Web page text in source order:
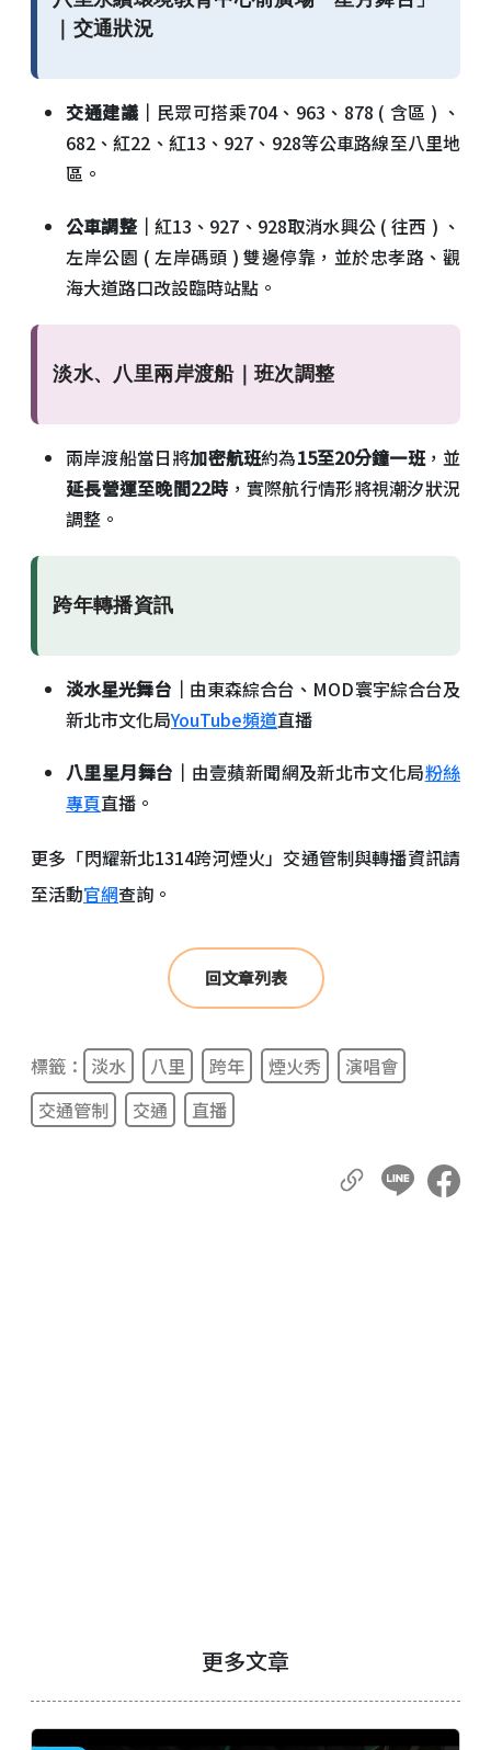
｜交通狀況
交通建議｜ 民眾可搭乘704、963、878 ( 含區 ) 、
682、紅22、紅13、927、928等公車路線至八里地
區。
公車調整｜ 紅13、927、928取消水興公 ( 往西 ) 、
左岸公園 ( 左岸碼頭 ) 雙邊停靠，並於忠孝路、觀
海大道路口改設臨時站點。
淡水、八里兩岸渡船｜班次調整
兩岸渡船當日將加密航班約為15至20分鐘一班，並
延長營運至晚間22時 ，實際航行情形將視潮汐狀況
調整。
跨年轉播資訊
淡水星光舞台｜ 由東森綜合台、MOD寰宇綜合台及
新北市文化局YouTube頻道直播
八里星月舞台｜ 由壹蘋新聞網及新北市文化局粉絲
專頁直播。
更多「閃耀新北1314跨河煙火」交通管制與轉播資訊請
至活動官網查詢。
回文章列表
標籤： 淡水 八里 跨年 煙火秀
演唱會
交通管制
交通 直播
更多文章